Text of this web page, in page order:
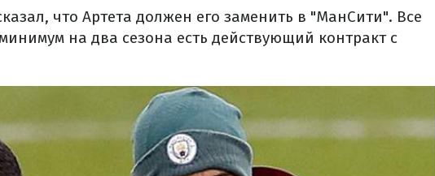
что Артета должен его заменить в "МанСити". Все
на два сезона есть действующий контракт с